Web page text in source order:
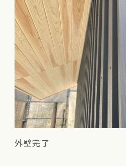
外壁完了